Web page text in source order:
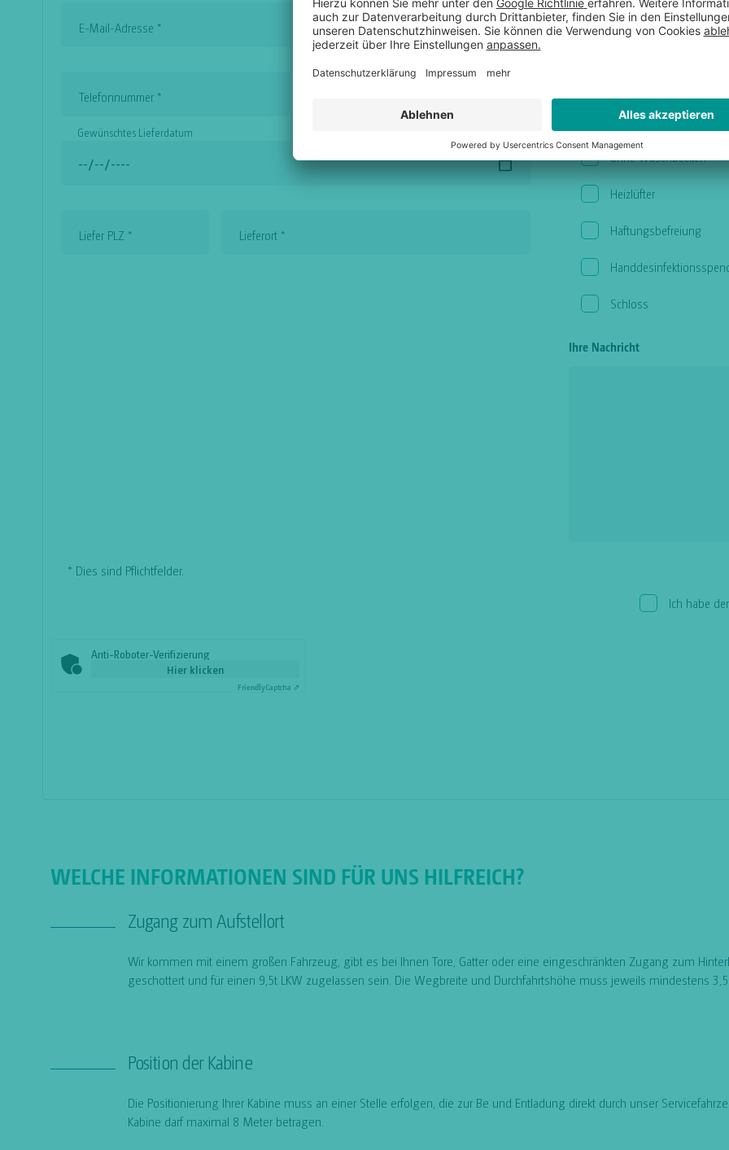
E-Mail-Adresse *
Telefonnummer *
Gewünschtes Lieferdatum
Liefer PLZ * Lieferort *
Behindertengerecht
mit Waschbecken
ohne Waschbecken
Heizlüfter
Haftungsbefreiung
Schloss
Ihre Nachricht
* Dies sind Pflichtfelder.
Ich habe
Anti-Roboter-Verifizierung
Hier klicken
FriendlyCaptcha ⇗
WELCHE INFORMATIONEN SIND FÜR UNS HILFREICH?
Zugang zum Aufstellort
Wir kommen mit einem großen Fahrzeug, gibt es bei Ihnen Tore, Gatter oder eine eingeschränkten Zugang zum
geschottert und für einen 9,5t LKW zugelassen sein. Die Wegbreite und Durchfahrtshöhe muss jeweils mindestens
Position der Kabine
Die Positionierung Ihrer Kabine muss an einer Stelle erfolgen, die zur Be und Entladung direkt durch unser
Kabine darf maximal 8 Meter betragen.